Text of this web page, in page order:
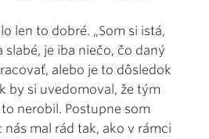
len to dobré. „Som si istá,
slabé, je iba niečo, čo daný
alebo je to dôsledok
by si uvedomoval, že tým
nerobil. Postupne som
mal rád tak, ako v rámci